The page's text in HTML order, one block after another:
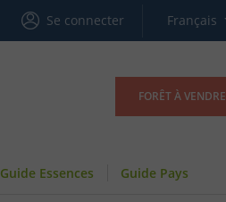
Se connecter Français
FORÊT À VENDRE
Guide Essences Guide Pays